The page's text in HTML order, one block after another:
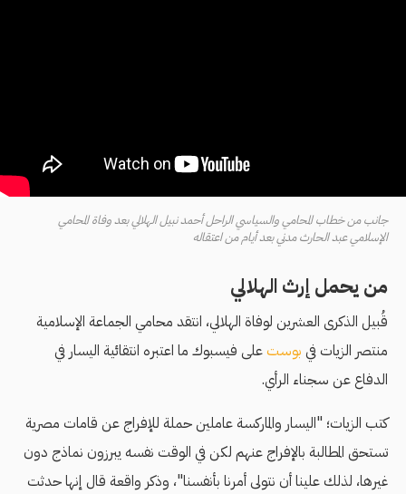
جانب من خطاب المحامي والسياسي الراحل أحمد نبيل الهلالي بعد وفاة المحامي
الإسلامي عبد الحارث مدني بعد أيام من اعتقاله
من يحمل إرث الهلالي
قُبيل الذكرى العشرين لوفاة الهلالي، انتقد محامي الجماعة الإسلامية
منتصر الزيات في بوست على فيسبوك ما اعتبره انتقائية اليسار في
الدفاع عن سجناء الرأي.
كتب الزيات؛ "اليسار والماركسة عاملين حملة للإفراج عن قامات مصرية
تستحق المطالبة بالإفراج عنهم لكن في الوقت نفسه يبرزون نماذج دون
غيرها، لذلك علينا أن نتولى أمرنا بأنفسنا"، وذكر واقعة قال إنها حدثت